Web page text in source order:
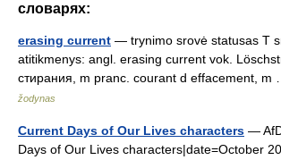
словарях:
erasing current — trynimo srovė statusas T
atitikmenys: angl. erasing current vok.
стирания, m pranc. courant d effacement,
žodynas
Current Days of Our Lives characters —
Days of Our Lives characters|date=October